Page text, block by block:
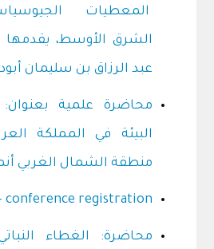
المعطيات
الشرق الأوسط، يقدمها
عبد الرزاق بن سليمان
محاضرة علمية بعنوان:
البيئة في المملكة
منطقة الشمال الغربي
conference registration
محاضرة: الغطاء